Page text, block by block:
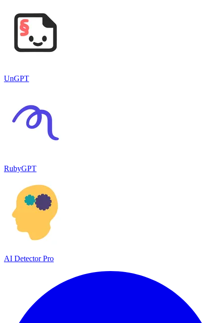
UnGPT
RubyGPT
AI Detector Pro